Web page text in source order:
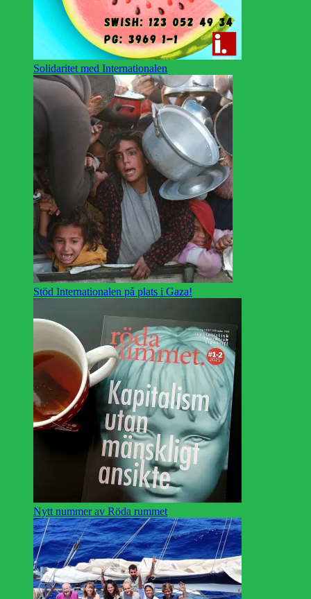
Solidaritet med Internationalen
Stöd Internationalen på plats i Gaza!
Nytt nummer av Röda rummet